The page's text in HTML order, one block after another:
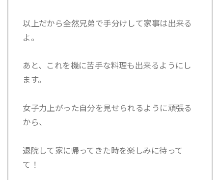
以上だから全然兄弟で手分けして家事は出来る
よ。
あと、これを機に苦手な料理も出来るようにし
ます。
女子力上がった自分を見せられるように頑張る
から、
退院して家に帰ってきた時を楽しみに待って
て！